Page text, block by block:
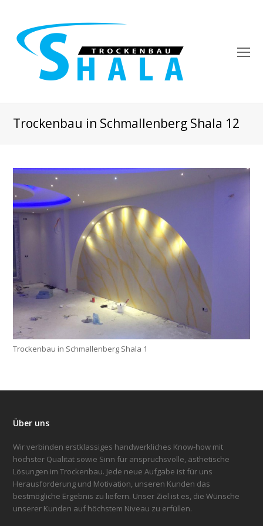
Trockenbau in Schmallenberg Shala 12
Trockenbau in Schmallenberg Shala 1
Über uns
Wir verbinden erstklassiges handwerkliches Know-how mit
höchster Qualität sowie Sinn für anspruchsvolle, ästhetische
Lösungen im Trockenbau. Jede neue Aufgabe ist für uns
Herausforderung und Motivation, unseren Kunden das
bestmögliche Ergebnis zu liefern. Unser Ziel ist es, die Wünsche
unserer Kunden auf höchstem Niveau zu erfüllen.